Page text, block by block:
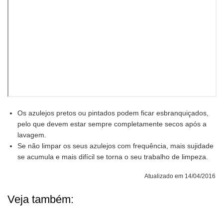
Os azulejos pretos ou pintados podem ficar esbranquiçados,
pelo que devem estar sempre completamente secos após a
lavagem.
Se não limpar os seus azulejos com frequência, mais sujidade
se acumula e mais difícil se torna o seu trabalho de limpeza.
Atualizado em 14/04/2016
Veja também: